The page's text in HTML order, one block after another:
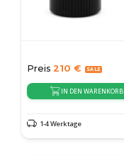
Preis 210 €
IN DEN WARENKORB
1-4 Werktage